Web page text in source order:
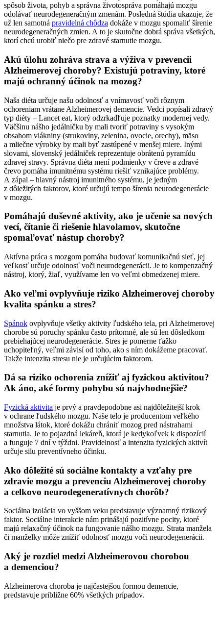
spôsob života, pohyb a správna životospráva pomáhajú mozgu
odolávať neurodegeneračným zmenám. Posledná štúdia ukazuje, že
už len samotná pravidelná chôdza dokáže v mozgu spomaliť šírenie
neurodegeneračných zmien. A to je skutočne dobrá správa všetkých,
ktorí chcú urobiť niečo pre zdravé starnutie mozgu.
Akú úlohu zohráva strava a výživa v prevencii
Alzheimerovej choroby? Existujú potraviny, ktoré
majú ochranný účinok na mozog?
Naša diéta určuje našu odolnosť a vnímavosť voči rôznym
ochoreniam vrátane Alzheimerovej demencie. Vedci popísali zdravý
typ diéty – Lancet eat, ktorý odzrkadľuje poznatky modernej vedy.
Väčšinu nášho jedálničku by mali tvoriť potraviny s vysokým
obsahom vlákniny (strukoviny, zelenina, ovocie, orechy), mäso
a mliečne výrobky by mali byť zastúpené v menšej miere. Inými
slovami, slovenský jedálniček reprezentuje obrátenú pyramídu
zdravej stravy. Správna diéta mení podmienky v čreve a zdravé
črevo pomáha imunitnému systému riešiť vznikajúce problémy.
A zápal – hlavný nástroj imunitného systému, je jedným
z dôležitých faktorov, ktoré určujú tempo šírenia neurodegenerácie
v mozgu.
Pomáhajú duševné aktivity, ako je učenie sa nových
vecí, čítanie či riešenie hlavolamov, skutočne
spomaľovať nástup choroby?
Aktívna práca s mozgom pomáha budovať komunikačnú sieť, jej
veľkosť určuje odolnosť voči neurodegenerácii. Je to kompenzačný
nástroj, ktorý, žiaľ, využívame len vo veľmi obmedzenej miere.
Ako veľmi ovplyvňuje riziko Alzheimerovej choroby
kvalita spánku a stres?
Spánok ovplyvňuje všetky aktivity ľudského tela, pri Alzheimerovej
chorobe sú poruchy spánku často prítomné, ale sú len dôsledkom
prebiehajúcej neurodegenerácie. Stres je pomerne ťažko
uchopiteľný, veľmi závisí od toho, ako s ním dokážeme pracovať.
Takže intenzita stresu nie je určujúcim faktorom.
Dá sa riziko ochorenia znížiť aj fyzickou aktivitou?
Ak áno, aké formy pohybu sú najvhodnejšie?
Fyzická aktivita je prvý a pravdepodobne asi najdôležitejší krok
v ochrane ľudského mozgu. Naše telo je producentom veľkého
množstva látok, ktoré dokážu chrániť mozog pred nástrahami
starnutia. Je to pojazdná lekáreň, ktorá je kedykoľvek k dispozícií
a funguje 7 dní v týždni. Pravidelnosť a intenzita fyzických aktivít
určuje silu preventívneho účinku.
Ako dôležité sú sociálne kontakty a vzťahy pre
zdravie mozgu a prevenciu Alzheimerovej choroby
a celkovo neurodegeneratívnych chorôb?
Sociálna izolácia vo vyššom veku predstavuje významný rizikový
faktor. Sociálne interakcie nám prinášajú pozitívne pocity, ktoré
majú relaxačný účinok na fungovanie nášho mozgu. Strata manžela
či manželky môže znížiť odolnosť mozgu voči neurodegenerácii.
Aký je rozdiel medzi Alzheimerovou chorobou
a demenciou?
Alzheimerova choroba je najčastejšou formou demencie,
predstavuje približne 60% všetkých prípadov.